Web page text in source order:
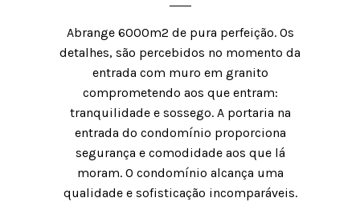
Abrange 6000m2 de pura perfeição. Os
detalhes, são percebidos no momento da
entrada com muro em granito
comprometendo aos que entram:
tranquilidade e sossego. A portaria na
entrada do condomínio proporciona
segurança e comodidade aos que lá
moram. O condomínio alcança uma
qualidade e sofisticação incomparáveis.